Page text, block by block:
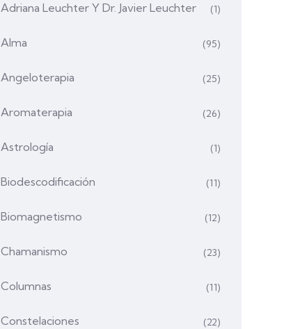
Adriana Leuchter Y Dr. Javier Leuchter (1)
Alma (95)
Angeloterapia (25)
Aromaterapia (26)
Astrología (1)
Biodescodificación (11)
Biomagnetismo (12)
Chamanismo (23)
Columnas (11)
Constelaciones (22)